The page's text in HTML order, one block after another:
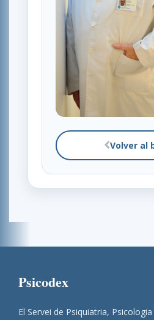
Volver al
Psicodex
El Servei de Psiquiatria,